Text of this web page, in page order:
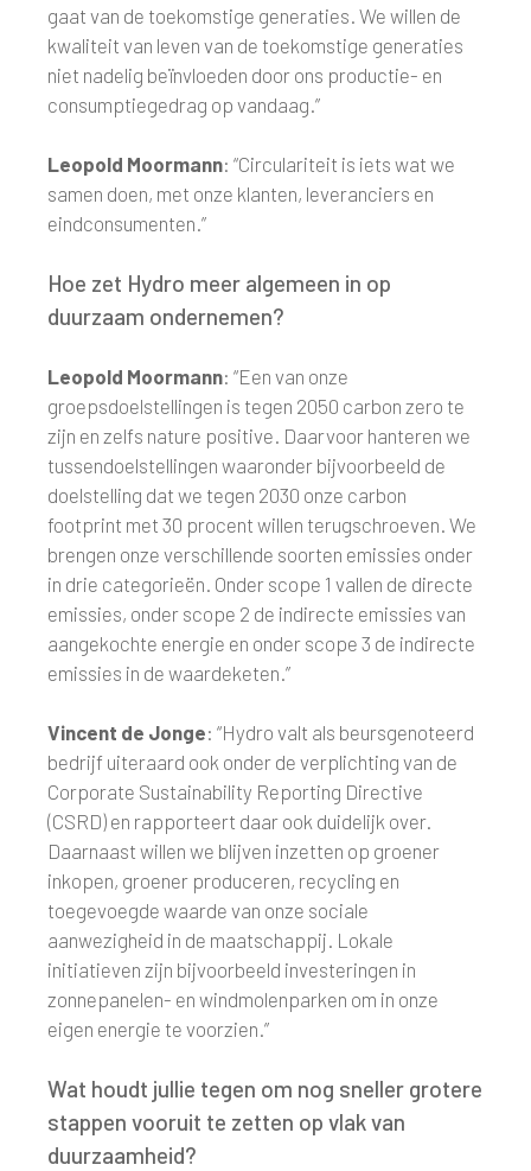
gaat van de toekomstige generaties. We willen de
kwaliteit van leven van de toekomstige generaties
niet nadelig beïnvloeden door ons productie- en
consumptiegedrag op vandaag.”
Leopold Moormann: “Circulariteit is iets wat we
samen doen, met onze klanten, leveranciers en
eindconsumenten.”
Hoe zet Hydro meer algemeen in op
duurzaam ondernemen?
Leopold Moormann: “Een van onze
groepsdoelstellingen is tegen 2050 carbon zero te
zijn en zelfs nature positive. Daarvoor hanteren we
tussendoelstellingen waaronder bijvoorbeeld de
doelstelling dat we tegen 2030 onze carbon
footprint met 30 procent willen terugschroeven. We
brengen onze verschillende soorten emissies onder
in drie categorieën. Onder scope 1 vallen de directe
emissies, onder scope 2 de indirecte emissies van
aangekochte energie en onder scope 3 de indirecte
emissies in de waardeketen.”
Vincent de Jonge: “Hydro valt als beursgenoteerd
bedrijf uiteraard ook onder de verplichting van de
Corporate Sustainability Reporting Directive
(CSRD) en rapporteert daar ook duidelijk over.
Daarnaast willen we blijven inzetten op groener
inkopen, groener produceren, recycling en
toegevoegde waarde van onze sociale
aanwezigheid in de maatschappij. Lokale
initiatieven zijn bijvoorbeeld investeringen in
zonnepanelen- en windmolenparken om in onze
eigen energie te voorzien.”
Wat houdt jullie tegen om nog sneller grotere
stappen vooruit te zetten op vlak van
duurzaamheid?